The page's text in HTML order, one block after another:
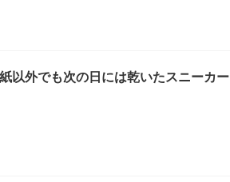
以外でも次の日には乾いたスニーカー